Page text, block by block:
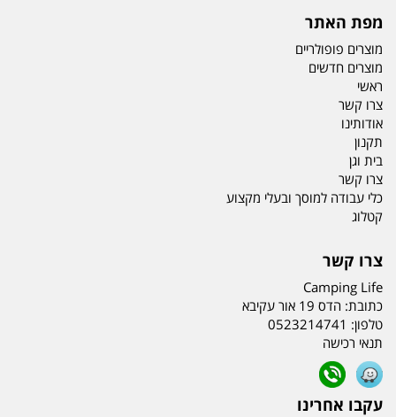
מפת האתר
מוצרים פופולריים
מוצרים חדשים
ראשי
צרו קשר
אודותינו
תקנון
בית וגן
צרו קשר
כלי עבודה למוסך ובעלי מקצוע
קטלוג
צרו קשר
Camping Life
כתובת: הדס 19 אור עקיבא
טלפון: 0523214741
תנאי רכישה
עקבו אחרינו